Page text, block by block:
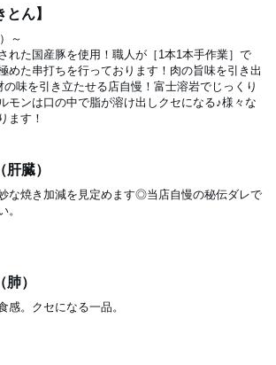
とん】
～
れた国産豚を使用！職人が［1本1本手作業］で
めた串打ちを行っております！肉の旨味を引き出
の味を引き立たせる店自慢！富士溶岩でじっくり
モンは口の中で脂が溶け出しクセになる♪様々な
ます！
臓）
な焼き加減を見定めます◎当店自慢の秘伝ダレで
。
）
感。クセになる一品。